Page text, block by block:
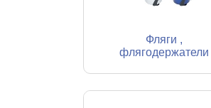
Фляги ,
флягодержатели